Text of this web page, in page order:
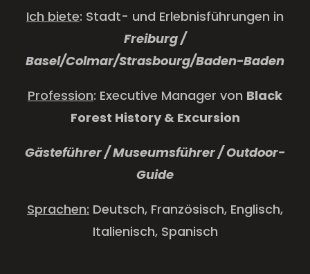
Ich biete: Stadt- und Erlebnisführungen in
Freiburg /
Basel/Colmar/Strasbourg/Baden-Baden
Profession: Executive Manager von Black
Forest History & Excursion
Gästeführer / Museumsführer / Outdoor-
Guide
Sprachen: Deutsch, Französisch, Englisch,
Italienisch, Spanisch